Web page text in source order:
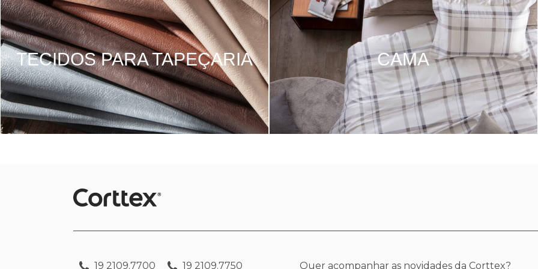
TECIDOS PARA TAPEÇARIA CAMA
19 2109.7700 19 2109.7750 Quer acompanhar as novidades da Corttex?